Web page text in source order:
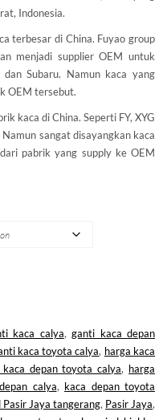
Indonesia.
terbesar di China. Fuyao group
menjadi supplier OEM untuk
Subaru. Namun kaca yang
OEM tersebut.
kaca di China. Seperti FY, XYG
sangat disayangkan kaca
pabrik yang supply ke OEM
kaca calya,ganti kaca depan
kaca toyota calya, harga kaca
kaca depan toyota calya, harga
calya, kaca depan toyota
Pasir Jaya tangerang, Pasir Jaya,